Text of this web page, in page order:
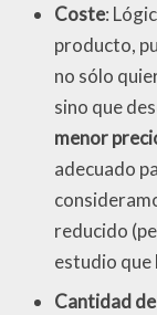
Coste:
producto,
no sólo
sino que
menor
adecuado
reducido
estudio que
Cantidad